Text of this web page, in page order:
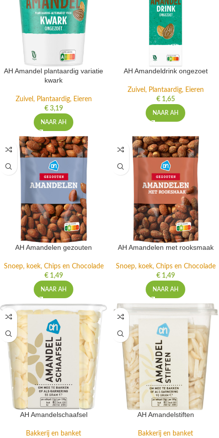
AH Amandel plantaardig variatie
kwark
Zuivel, Plantaardig, Eieren
€3,19
NAAR AH
AH Amandeldrink ongezoet
Zuivel, Plantaardig, Eieren
€1,65
NAAR AH
AH Amandelen gezouten
Snoep, koek, Chips en Chocolade
€1,49
NAAR AH
AH Amandelen met rooksmaak
Snoep, koek, Chips en Chocolade
€1,49
NAAR AH
AH Amandelschaafsel
Bakkerij en banket
AH Amandelstiften
Bakkerij en banket